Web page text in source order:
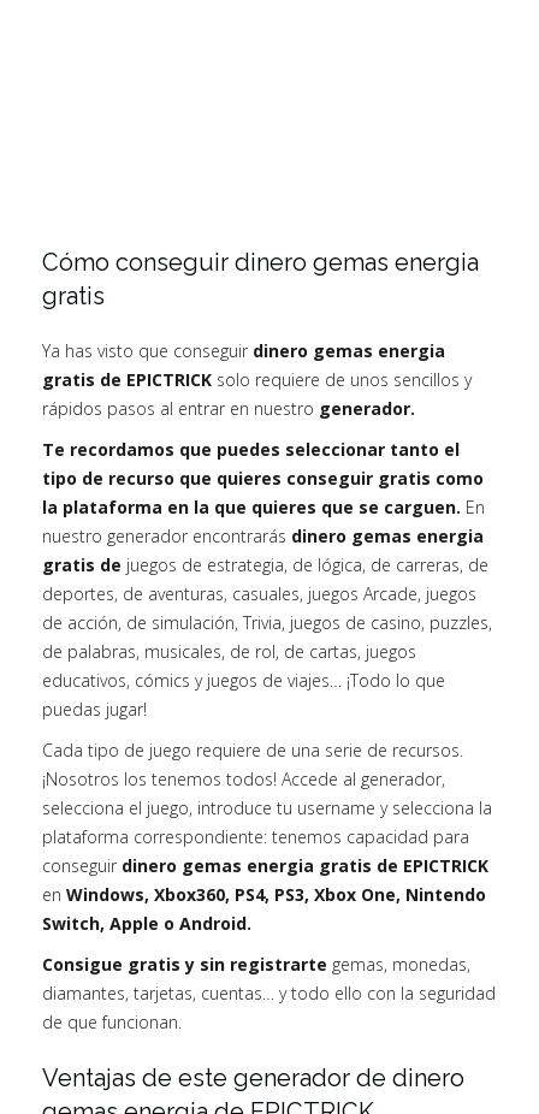
Cómo conseguir dinero gemas energia
gratis
Ya has visto que conseguir dinero gemas energia
gratis de EPICTRICK solo requiere de unos sencillos y
rápidos pasos al entrar en nuestro generador.
Te recordamos que puedes seleccionar tanto el
tipo de recurso que quieres conseguir gratis como
la plataforma en la que quieres que se carguen. En
nuestro generador encontrarás dinero gemas energia
gratis de juegos de estrategia, de lógica, de carreras, de
deportes, de aventuras, casuales, juegos Arcade, juegos
de acción, de simulación, Trivia, juegos de casino, puzzles,
de palabras, musicales, de rol, de cartas, juegos
educativos, cómics y juegos de viajes… ¡Todo lo que
puedas jugar!
Cada tipo de juego requiere de una serie de recursos.
¡Nosotros los tenemos todos! Accede al generador,
selecciona el juego, introduce tu username y selecciona la
plataforma correspondiente: tenemos capacidad para
conseguir dinero gemas energia gratis de EPICTRICK
en Windows, Xbox360, PS4, PS3, Xbox One, Nintendo
Switch, Apple o Android.
Consigue gratis y sin registrarte gemas, monedas,
diamantes, tarjetas, cuentas… y todo ello con la seguridad
de que funcionan.
Ventajas de este generador de dinero